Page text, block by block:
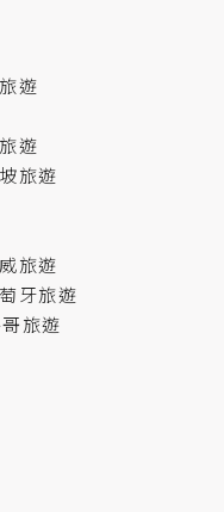
遊
遊
旅遊
旅遊
牙旅遊
旅遊